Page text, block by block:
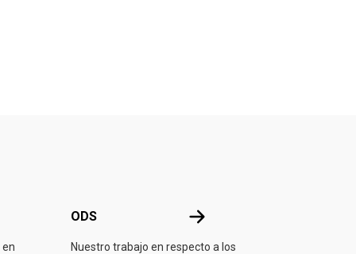
en
ODS ODS
Nuestro trabajo en respecto a los